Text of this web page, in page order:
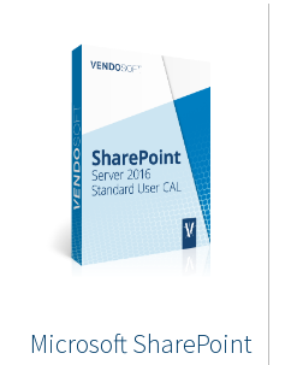
Microsoft SharePoint